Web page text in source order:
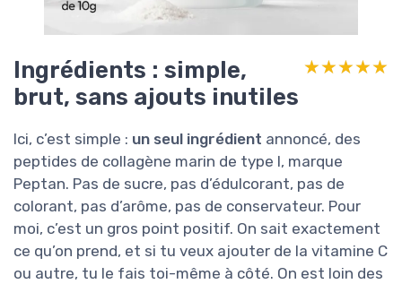
Ingrédients : simple,
brut, sans ajouts inutiles
★★★★★
★★★★★
Ici, c’est simple : un seul ingrédient annoncé, des
peptides de collagène marin de type I, marque
Peptan. Pas de sucre, pas d’édulcorant, pas de
colorant, pas d’arôme, pas de conservateur. Pour
moi, c’est un gros point positif. On sait exactement
ce qu’on prend, et si tu veux ajouter de la vitamine C
ou autre, tu le fais toi-même à côté. On est loin des